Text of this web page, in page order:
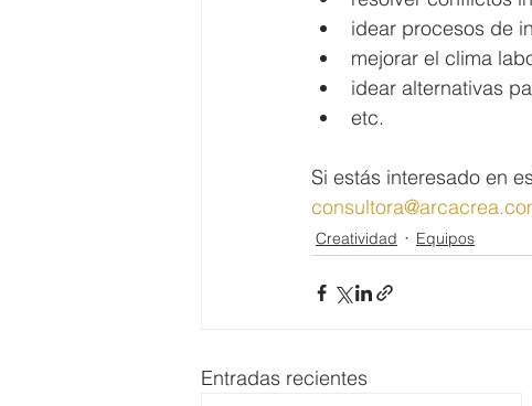
idear procesos de
mejorar el clima
idear alternativas
etc.
Si estás interesado en
Creatividad Equipos
Entradas recientes